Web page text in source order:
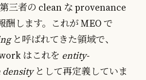
三者の clean な provenance
酬します。これが MEO で
と呼ばれてきた領域で、
はこれを entity-
として再定義していま